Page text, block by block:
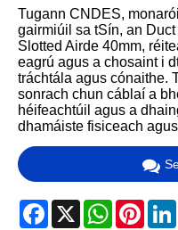
Tugann CNDES,
gairmiúil sa tSín, an
Slotted Airde 40mm,
eagrú agus a chosaint i
tráchtála agus cónaithe.
sonrach chun cáblaí a
héifeachtúil agus a
dhamáiste fisiceach
Facebook
X WhatsApp